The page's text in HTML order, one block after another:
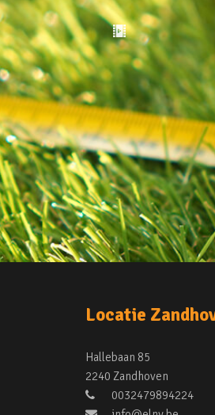
Locatie
Hallebaan 85
2240 Zandhoven
0032479894224